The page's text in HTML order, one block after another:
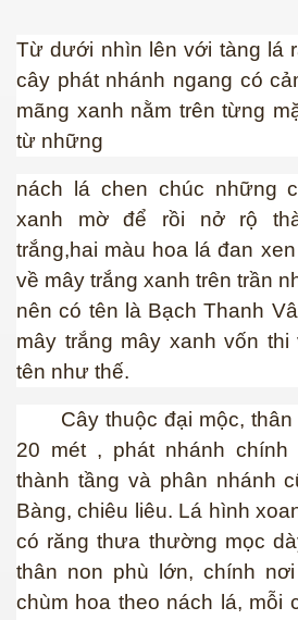
Từ dưới nhìn lên với tàng lá
cây phát nhánh ngang có
mãng xanh nằm trên từng
từ những
nách lá chen chúc những
xanh mờ để rồi nở rộ
trắng,hai màu hoa lá đan
về mây trắng xanh trên trần
nên có tên là Bạch Thanh
mây trắng mây xanh vốn
tên như thế.
Cây thuộc đại mộc, thân
20 mét , phát nhánh chính
thành tầng và phân nhánh
Bàng, chiêu liêu. Lá hình
có răng thưa thường mọc
thân non phù lớn, chính
chùm hoa theo nách lá, mỗi